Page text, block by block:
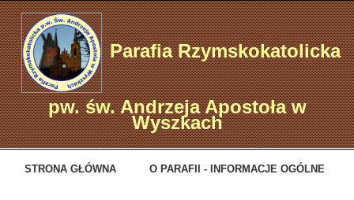
Parafia Rzymskokatolicka
pw. św. Andrzeja Apostoła w
Wyszkach
STRONA GŁÓWNA O PARAFII - INFORMACJE OGÓLNE